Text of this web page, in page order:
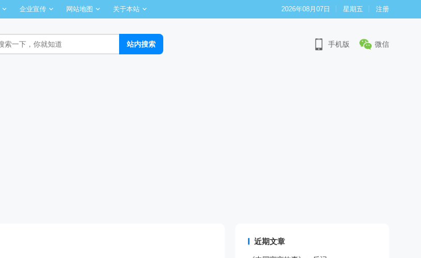
企业宣传 网站地图 关于本站 2026年08月07日 星期五 注册
手机版 微信
近期文章